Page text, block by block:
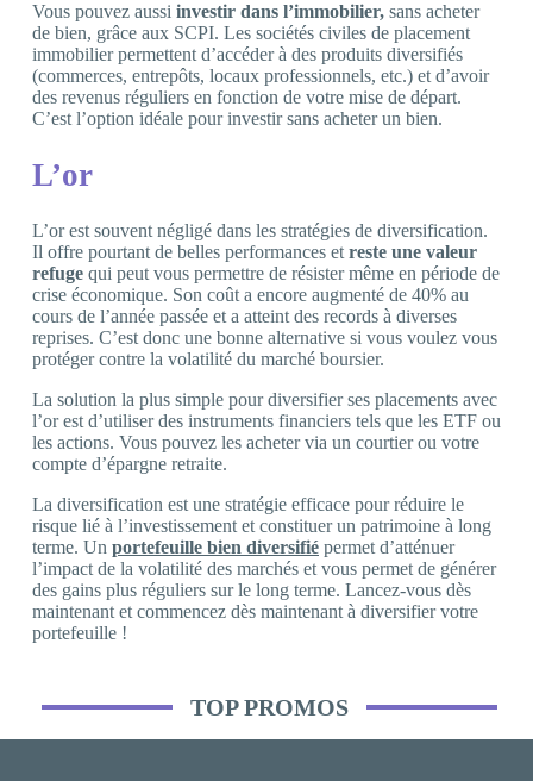
Vous pouvez aussi investir dans l’immobilier, sans acheter
de bien, grâce aux SCPI. Les sociétés civiles de placement
immobilier permettent d’accéder à des produits diversifiés
(commerces, entrepôts, locaux professionnels, etc.) et d’avoir
des revenus réguliers en fonction de votre mise de départ.
C’est l’option idéale pour investir sans acheter un bien.
L’or
L’or est souvent négligé dans les stratégies de diversification.
Il offre pourtant de belles performances et reste une valeur
refuge qui peut vous permettre de résister même en période de
crise économique. Son coût a encore augmenté de 40% au
cours de l’année passée et a atteint des records à diverses
reprises. C’est donc une bonne alternative si vous voulez vous
protéger contre la volatilité du marché boursier.
La solution la plus simple pour diversifier ses placements avec
l’or est d’utiliser des instruments financiers tels que les ETF ou
les actions. Vous pouvez les acheter via un courtier ou votre
compte d’épargne retraite.
La diversification est une stratégie efficace pour réduire le
risque lié à l’investissement et constituer un patrimoine à long
terme. Un portefeuille bien diversifié permet d’atténuer
l’impact de la volatilité des marchés et vous permet de générer
des gains plus réguliers sur le long terme. Lancez-vous dès
maintenant et commencez dès maintenant à diversifier votre
portefeuille !
TOP PROMOS